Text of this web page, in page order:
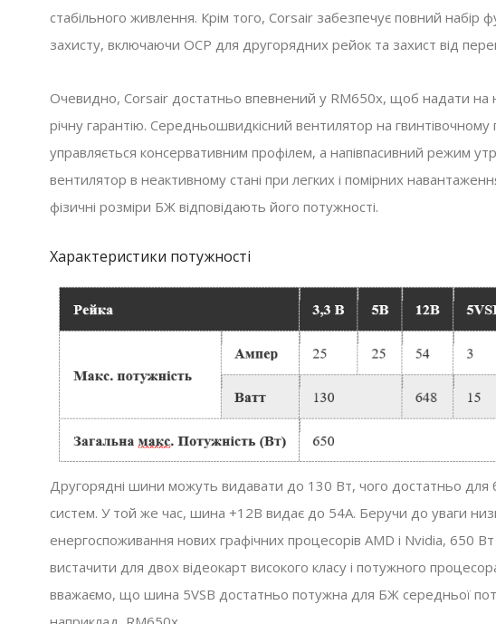
стабільного живлення. Крім того, Corsair забезпечує повний набір
захисту, включаючи OCP для другорядних рейок та захист від
Очевидно, Corsair достатньо впевнений у RM650x, щоб надати на
річну гарантію. Середньошвидкісний вентилятор на гвинтівочному
управляється консервативним профілем, а напівпасивний режим
вентилятор в неактивному стані при легких і помірних
фізичні розміри БЖ відповідають його потужності.
Характеристики потужності
Другорядні шини можуть видавати до 130 Вт, чого достатньо для
систем. У той же час, шина +12В видає до 54А. Беручи до уваги
енергоспоживання нових графічних процесорів AMD і Nvidia, 650
вистачити для двох відеокарт високого класу і потужного
вважаємо, що шина 5VSB достатньо потужна для БЖ середньої